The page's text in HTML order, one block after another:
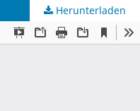
Herunterladen